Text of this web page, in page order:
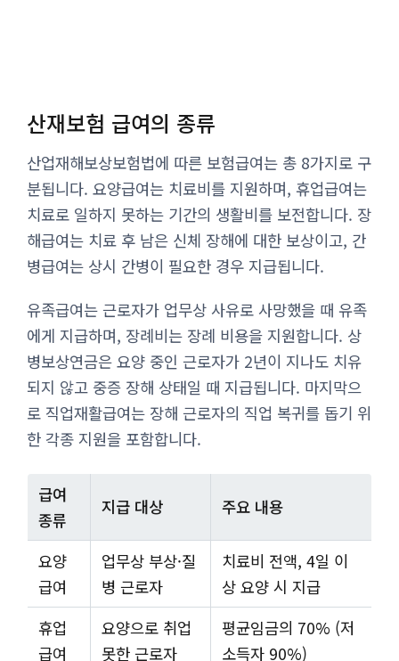
산재보험 급여의 종류
산업재해보상보험법에 따른 보험급여는 총 8가지로 구
분됩니다. 요양급여는 치료비를 지원하며, 휴업급여는
치료로 일하지 못하는 기간의 생활비를 보전합니다. 장
해급여는 치료 후 남은 신체 장해에 대한 보상이고, 간
병급여는 상시 간병이 필요한 경우 지급됩니다.
유족급여는 근로자가 업무상 사유로 사망했을 때 유족
에게 지급하며, 장례비는 장례 비용을 지원합니다. 상
병보상연금은 요양 중인 근로자가 2년이 지나도 치유
되지 않고 중증 장해 상태일 때 지급됩니다. 마지막으
로 직업재활급여는 장해 근로자의 직업 복귀를 돕기 위
한 각종 지원을 포함합니다.
급여
종류
지급 대상 주요 내용
요양
급여
업무상 부상·질
병 근로자
치료비 전액, 4일 이
상 요양 시 지급
휴업
급여
요양으로 취업
못한 근로자
평균임금의 70% (저
소득자 90%)